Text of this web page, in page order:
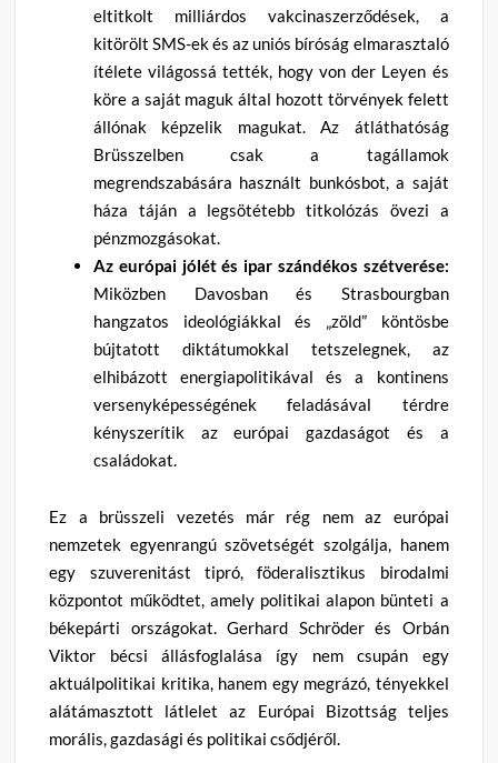
eltitkolt milliárdos vakcinaszerződések, a
kitörölt SMS-ek és az uniós bíróság elmarasztaló
ítélete világossá tették, hogy von der Leyen és
köre a saját maguk által hozott törvények felett
állónak képzelik magukat. Az átláthatóság
Brüsszelben csak a tagállamok
megrendszabására használt bunkósbot, a saját
háza táján a legsötétebb titkolózás övezi a
pénzmozgásokat.
Az európai jólét és ipar szándékos szétverése:
Miközben Davosban és Strasbourgban
hangzatos ideológiákkal és „zöld” köntösbe
bújtatott diktátumokkal tetszelegnek, az
elhibázott energiapolitikával és a kontinens
versenyképességének feladásával térdre
kényszerítik az európai gazdaságot és a
családokat.
Ez a brüsszeli vezetés már rég nem az európai
nemzetek egyenrangú szövetségét szolgálja, hanem
egy szuverenitást tipró, föderalisztikus birodalmi
központot működtet, amely politikai alapon bünteti a
békepárti országokat. Gerhard Schröder és Orbán
Viktor bécsi állásfoglalása így nem csupán egy
aktuálpolitikai kritika, hanem egy megrázó, tényekkel
alátámasztott látlelet az Európai Bizottság teljes
morális, gazdasági és politikai csődjéről.